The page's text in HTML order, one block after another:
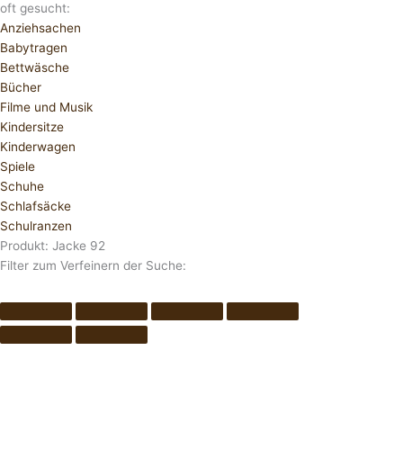
oft gesucht:
Anziehsachen
Babytragen
Bettwäsche
Bücher
Filme und Musik
Kindersitze
Kinderwagen
Spiele
Schuhe
Schlafsäcke
Schulranzen
Produkt: Jacke 92
Filter zum Verfeinern der Suche: